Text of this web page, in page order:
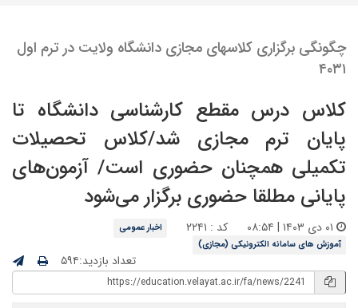
چگونگی برگزاری کلاسهای مجازی دانشگاه ولایت در ترم اول
۴۰۳۱
کلاس درس مقطع کارشناسی دانشگاه‌ تا
پایان ترم مجازی شد/کلاس تحصیلات
تکمیلی همچنان حضوری است/ آزمون‌های
پایانی مطلقا حضوری برگزار می‌شود
کد : ۲۲۴۱
اخبار عمومی
آموزش های سامانه الکترونیکی (مجازی)
تعداد بازدید:۵۹۴